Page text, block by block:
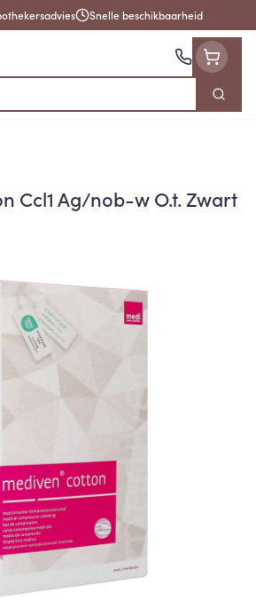
Snelle beschikbaarheid
Zoek
Ccl1 Ag/nob-w O.t. Zwart